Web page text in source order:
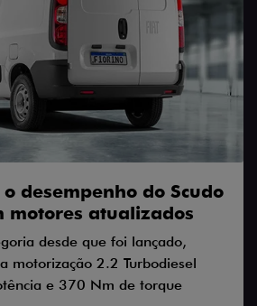
desempenho do Scudo
motores atualizados
desde que foi lançado,
motorização 2.2 Turbodiesel
e 370 Nm de torque